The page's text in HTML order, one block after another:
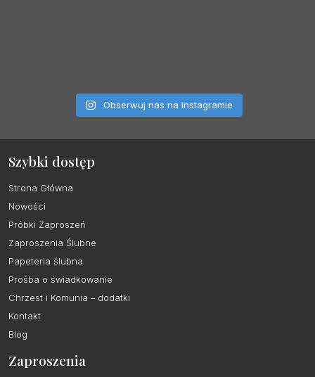
Obserwuj nas na Instagramie
Szybki dostęp
Strona Główna
Nowości
Próbki Zaproszeń
Zaproszenia Ślubne
Papeteria ślubna
Prośba o świadkowanie
Chrzest i Komunia – dodatki
Kontakt
Blog
Zaproszenia